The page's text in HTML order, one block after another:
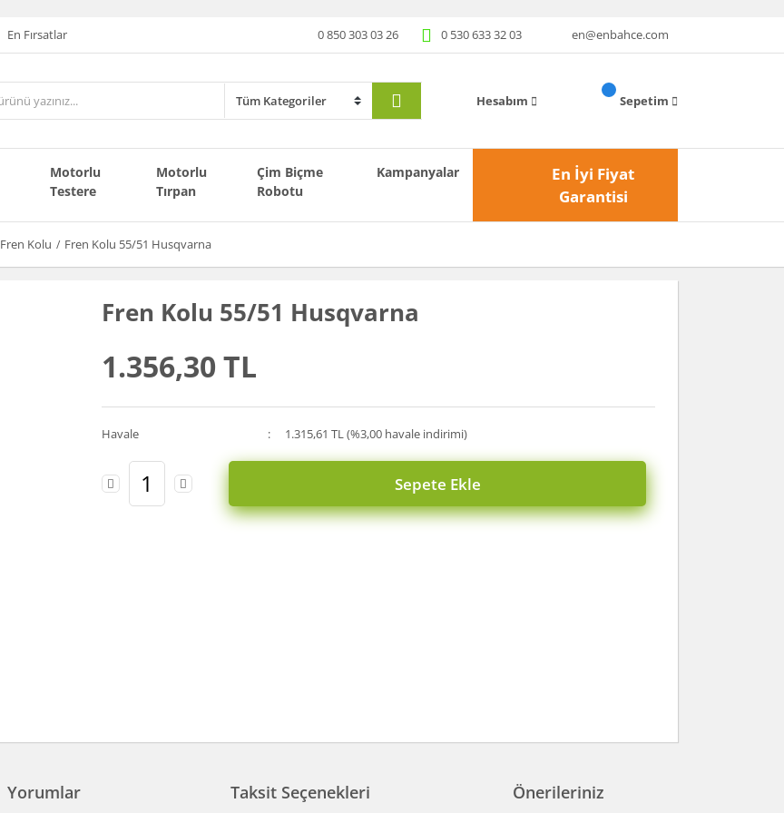
En Fırsatlar 0 850 303 03 26 0 530 633 32 03 en@enbahce.com
Hesabım Sepetim
Motorlu
Testere
Motorlu
Tırpan
Çim Biçme
Robotu
Kampanyalar
En İyi Fiyat
Garantisi
Fren Kolu Fren Kolu 55/51 Husqvarna
Fren Kolu 55/51 Husqvarna
1.356,30 TL
Havale 1.315,61 TL (%3,00 havale indirimi)
Sepete Ekle
Yorumlar Taksit Seçenekleri Önerileriniz